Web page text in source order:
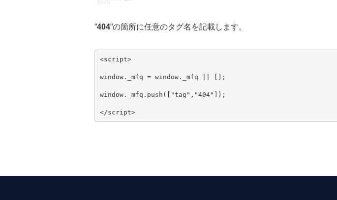
”404”の箇所に任意のタグ名を記載します。
<script>
window. _mfq = window. _mfq [];
window. _mfq . push ([ "tag" , "404" ]);
</script>